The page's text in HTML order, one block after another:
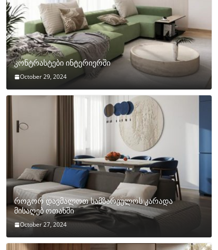
კონტრასტები ინტერიერში
October 29, 2024
როგორ დავმალოთ სამზარეულოს კარადა
მისაღებ ოთახში
October 27, 2024